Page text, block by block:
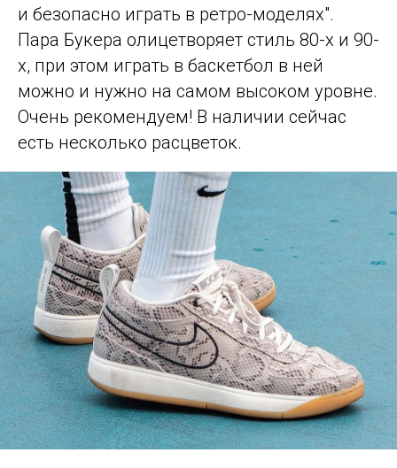
и безопасно играть в ретро-моделях".
Пара Букера олицетворяет стиль 80-х и 90-
х, при этом играть в баскетбол в ней
можно и нужно на самом высоком уровне.
Очень рекомендуем! В наличии сейчас
есть несколько расцветок.